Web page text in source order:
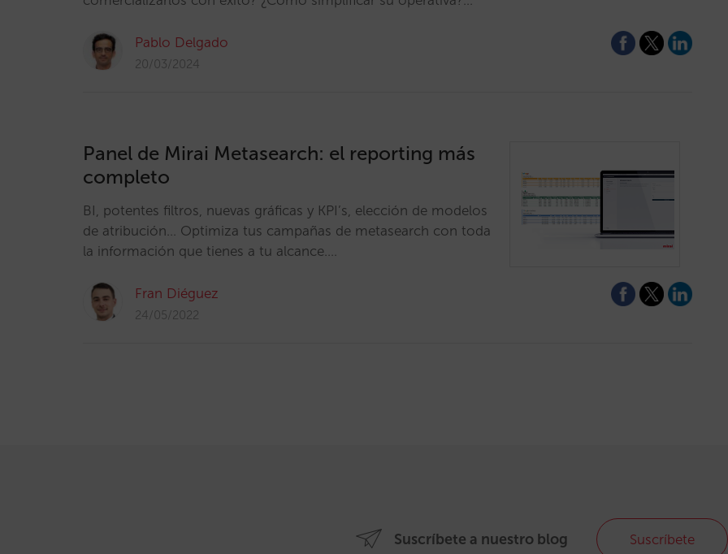
Pablo Delgado
20/03/2024
Panel de Mirai Metasearch: el reporting más
completo
BI, potentes filtros, nuevas gráficas y KPI’s, elección de modelos
de atribución… Optimiza tus campañas de metasearch con toda
la información que tienes a tu alcance.…
Fran Diéguez
24/05/2022
Suscríbete a nuestro blog Suscríbete